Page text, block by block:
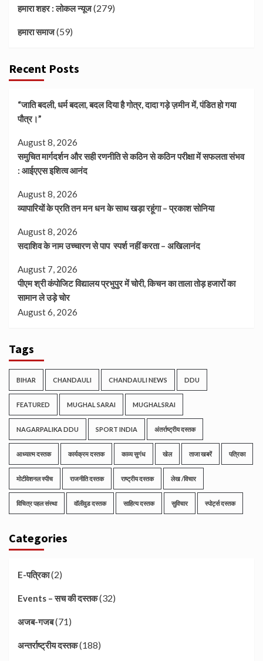
हमारा शहर : लोकल न्यूज(279)
हमारा समाज(59)
Recent Posts
“जाति बदली, धर्म बदला, बदल दिया है गोत्र, दादा गड़े ज़मीन में, पंडित हो गया
पौत्र।”
August 8, 2026
समुचित मार्गदर्शन और सही रणनीति से कठिन से कठिन परीक्षा में सफलता संभव
: आईएएस इशित्व आनंद
August 8, 2026
व्यापारियों के प्रति तन मन धन के साथ खड़ा रहूंगा – प्रकाश सोनिया
August 8, 2026
सदाशिव के नाम उच्चारण से पाप स्पर्श नहीं करता – अखिलानंद
August 7, 2026
पीएम श्री कंपोजिट विद्यालय प्रभुपुर में चोरी, किचन का ताला तोड़ हजारों का
सामान ले उड़े चोर
August 6, 2026
Tags
BIHAR CHANDAULI CHANDAULI NEWS DDU
FEATURED MUGHAL SARAI MUGHALSRAI
NAGARPALIKA DDU SPORT INDIA अंतर्राष्ट्रीय दस्तक
आध्यात्म दस्तक कार्यक्रम दस्तक काव्य सुगंध खेल ताजा खबरें पत्रिका
मोटीवेशनल स्पीच राजनीति दस्तक राष्ट्रीय दस्तक लेख /विचार
विचित्र पहल संस्था वॉलीवुड दस्तक साहित्य दस्तक सुविचार स्पोर्ट्स दस्तक
Categories
E-पत्रिका(2)
Events – सच की दस्तक(32)
अजब-गजब(71)
अन्तर्राष्ट्रीय दस्तक(188)